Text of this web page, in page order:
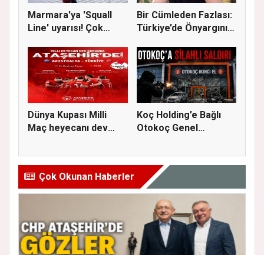
Marmara'ya 'Squall
Line' uyarısı! Çok
Bir Cümleden Fazlası:
Türkiye’de Önyargının
Dünya Kupası Milli
Maç heyecanı dev
Koç Holding’e Bağlı
Otokoç Genel
Çok Okunan Haberler